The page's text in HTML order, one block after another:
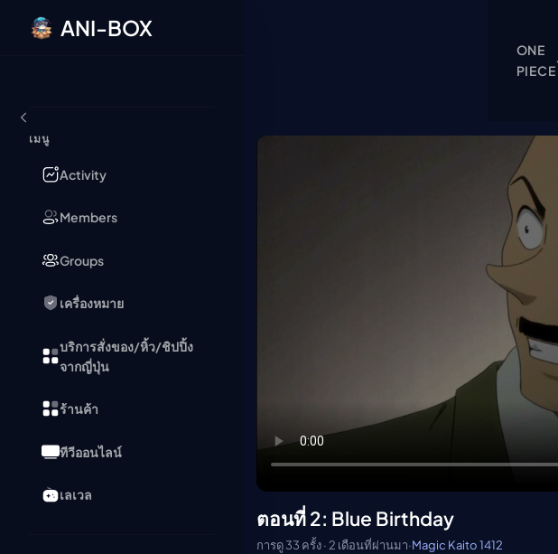
ข้ามไปยังเนื้อหา
ANI-BOX
เมนู
Activity
Members
Groups
เครื่องหมาย
บริการสั่งของ/หิ้ว/ชิปปิ้ง
จากญี่ปุ่น
ร้านค้า
ทีวีออนไลน์
เลเวล
ONE
PIECE
ตอนที่ 2: Blue Birthday
การดู 33 ครั้ง · 2 เดือนที่ผ่านมา·Magic Kaito 1412